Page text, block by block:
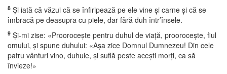
8 Şi iată că văzui că se înfiripează pe ele vine şi carne şi că se
îmbracă pe deasupra cu piele, dar fără duh într’însele.
9 Şi-mi zise: «Prooroceşte pentru duhul de viaţă, prooroceşte, fiul
omului, şi spune duhului: «Aşa zice Domnul Dumnezeu! Din cele
patru vânturi vino, duhule, şi suflă peste aceşti morţi, ca să
învieze!»